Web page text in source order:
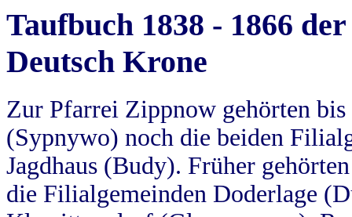
Taufbuch 1838 - 1866
Deutsch Krone
Zur Pfarrei Zippnow gehörten
(Sypnywo) noch die beiden
Jagdhaus (Budy). Früher
die Filialgemeinden Doderlage